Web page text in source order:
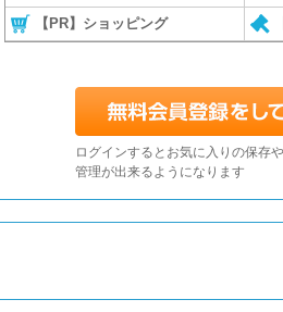
【PR】ショッピング
ログインするとお気に入りの保存
管理が出来るようになります